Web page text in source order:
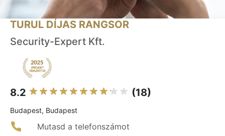
TURUL DÍJAS RANGSOR
Security-Expert Kft.
8.2 (18)
Budapest, Budapest
Mutasd a telefonszámot